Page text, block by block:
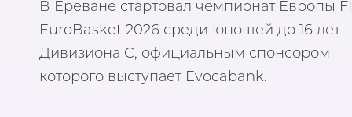
В Ереване стартовал чемпионат Европы
EuroBasket 2026 среди юношей до 16 лет
Дивизиона C, официальным спонсором
которого выступает Evocabank.